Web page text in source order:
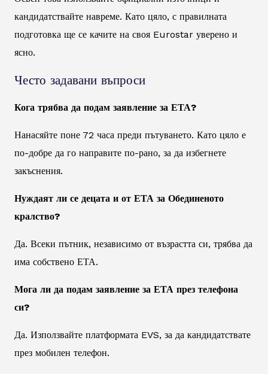
кандидатствайте навреме. Като цяло, с правилната
подготовка ще се качите на своя Eurostar уверено и
ясно.
Често задавани въпроси
Кога трябва да подам заявление за ЕТА?
Нанасяйте поне 72 часа преди пътуването. Като цяло е
по-добре да го направите по-рано, за да избегнете
закъснения.
Нуждаят ли се децата и от ЕТА за Обединеното
кралство?
Да. Всеки пътник, независимо от възрастта си, трябва да
има собствено ЕТА.
Мога ли да подам заявление за ЕТА през телефона
си?
Да. Използвайте платформата EVS, за да кандидатствате
през мобилен телефон.